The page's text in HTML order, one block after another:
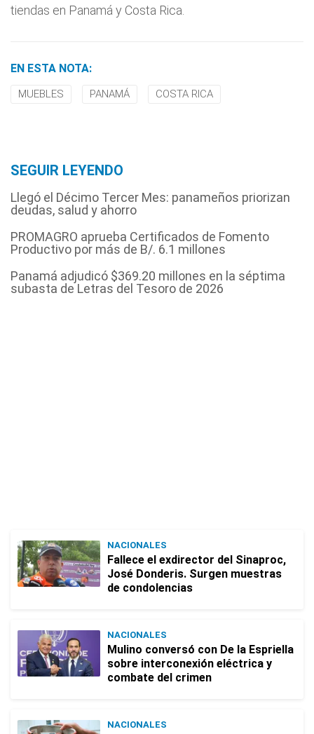
tiendas en Panamá y Costa Rica.
EN ESTA NOTA:
MUEBLES PANAMÁ COSTA RICA
SEGUIR LEYENDO
Llegó el Décimo Tercer Mes: panameños priorizan
deudas, salud y ahorro
PROMAGRO aprueba Certificados de Fomento
Productivo por más de B/. 6.1 millones
Panamá adjudicó $369.20 millones en la séptima
subasta de Letras del Tesoro de 2026
NACIONALES
Fallece el exdirector del Sinaproc,
José Donderis. Surgen muestras
de condolencias
NACIONALES
Mulino conversó con De la Espriella
sobre interconexión eléctrica y
combate del crimen
NACIONALES